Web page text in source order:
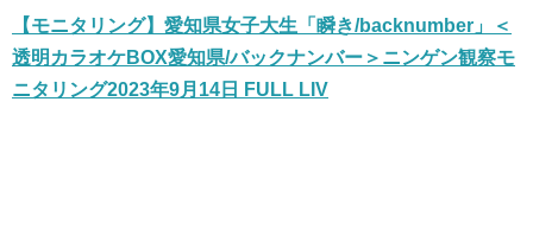
【モニタリング】愛知県女子大生「瞬き/backnumber」＜
透明カラオケBOX愛知県/バックナンバー＞ニンゲン観察モ
ニタリング2023年9月14日 FULL LIV